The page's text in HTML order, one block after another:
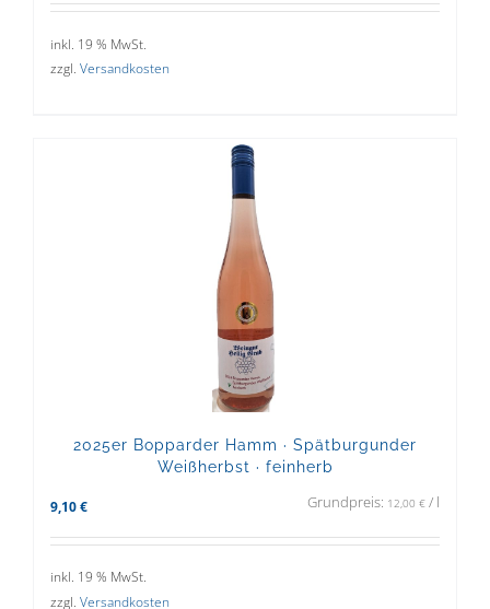
inkl. 19 % MwSt.
zzgl. Versandkosten
2025er Bopparder Hamm · Spätburgunder
Weißherbst · feinherb
9,10 € Grundpreis: 12,00 € / l
inkl. 19 % MwSt.
zzgl. Versandkosten